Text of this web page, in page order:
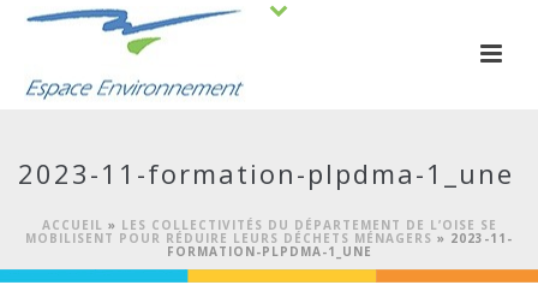
2023-11-formation-plpdma-1_une
ACCUEIL » LES COLLECTIVITÉS DU DÉPARTEMENT DE L’OISE SE
MOBILISENT POUR RÉDUIRE LEURS DÉCHETS MÉNAGERS » 2023-11-
FORMATION-PLPDMA-1_UNE